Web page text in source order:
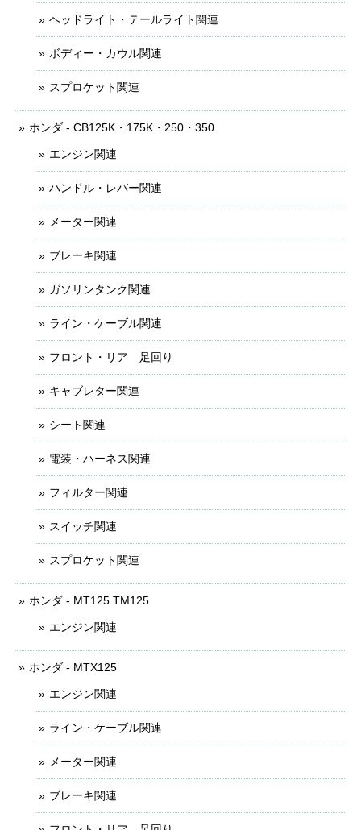
ヘッドライト・テールライト関連
ボディー・カウル関連
スプロケット関連
ホンダ - CB125K・175K・250・350
エンジン関連
ハンドル・レバー関連
メーター関連
ブレーキ関連
ガソリンタンク関連
ライン・ケーブル関連
フロント・リア 足回り
キャブレター関連
シート関連
電装・ハーネス関連
フィルター関連
スイッチ関連
スプロケット関連
ホンダ - MT125 TM125
エンジン関連
ホンダ - MTX125
エンジン関連
ライン・ケーブル関連
メーター関連
ブレーキ関連